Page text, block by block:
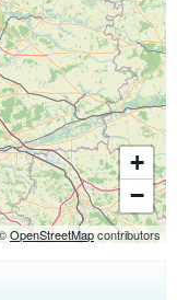
+
−
OpenStreetMapcontributors